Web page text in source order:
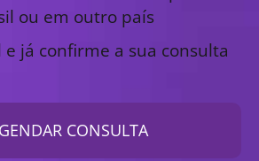
ou em outro país
e já confirme a sua consulta
CONSULTA